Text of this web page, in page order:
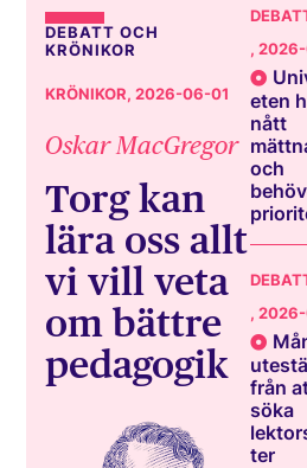
DEBATT OCH
KRÖNIKOR
KRÖNIKOR, 2026-06-01
Oskar MacGregor
Torg kan
lära oss allt
vi vill veta
om bättre
pedagogik
,
eten
nått
och
,
från
söka
ter